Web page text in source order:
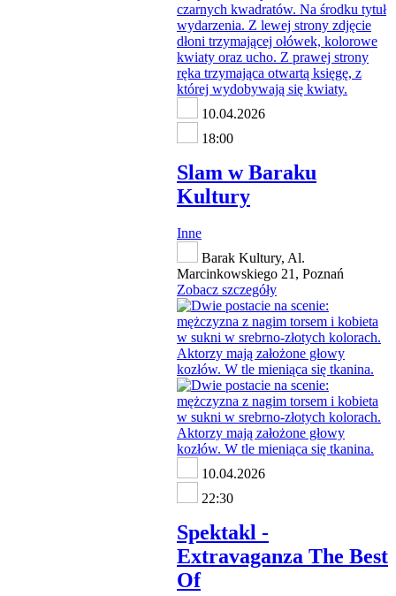
10.04.2026
18:00
Slam w Baraku
Kultury
Inne
Barak Kultury, Al.
Marcinkowskiego 21, Poznań
Zobacz szczegóły
10.04.2026
22:30
Spektakl -
Extravaganza The Best
Of